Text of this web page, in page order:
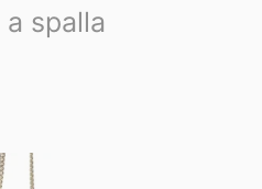
a spalla